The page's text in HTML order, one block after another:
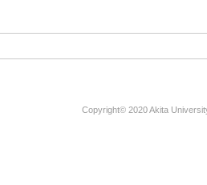
Copyright© 2020 Akita